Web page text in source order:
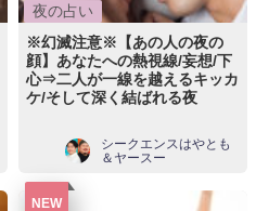
夜の占い
※幻滅注意※【あの人の夜の
顔】あなたへの熱視線/妄想/下
心⇒二人が一線を越えるキッカ
ケ/そして深く結ばれる夜
シークエンスはやとも
＆ヤースー
NEW